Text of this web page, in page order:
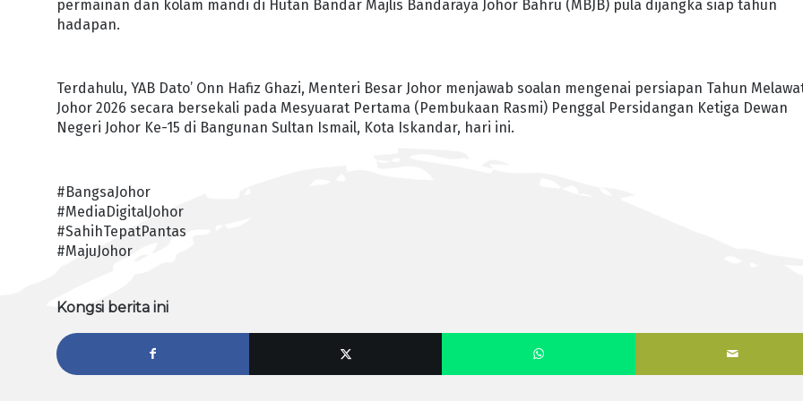
permainan dan kolam mandi di Hutan Bandar Majlis Bandaraya Johor Bahru (MBJB) pula dijangka siap tahun
hadapan.
Terdahulu, YAB Dato’ Onn Hafiz Ghazi, Menteri Besar Johor menjawab soalan mengenai persiapan Tahun
Johor 2026 secara bersekali pada Mesyuarat Pertama (Pembukaan Rasmi) Penggal Persidangan Ketiga Dewan
Negeri Johor Ke-15 di Bangunan Sultan Ismail, Kota Iskandar, hari ini.
#BangsaJohor
#MediaDigitalJohor
#SahihTepatPantas
#MajuJohor
Kongsi berita ini